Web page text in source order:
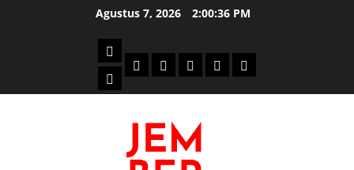
Agustus 7, 2026 2:00:36 PM
Beranda
News
PolitikOtomotifEkonomiSosialtentang